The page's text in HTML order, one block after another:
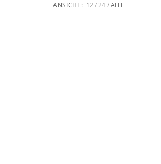
ANSICHT: 12 24 ALLE